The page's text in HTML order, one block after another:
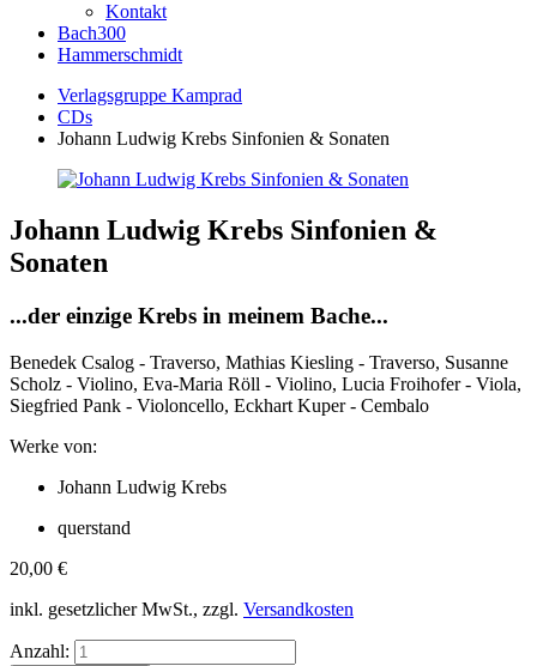
Kontakt
Bach300
Hammerschmidt
Verlagsgruppe Kamprad
CDs
Johann Ludwig Krebs Sinfonien & Sonaten
Johann Ludwig Krebs Sinfonien &
Sonaten
...der einzige Krebs in meinem Bache...
Benedek Csalog - Traverso, Mathias Kiesling - Traverso, Susanne
Scholz - Violino, Eva-Maria Röll - Violino, Lucia Froihofer - Viola,
Siegfried Pank - Violoncello, Eckhart Kuper - Cembalo
Werke von:
Johann Ludwig Krebs
querstand
20,00 €
inkl. gesetzlicher MwSt., zzgl. Versandkosten
Anzahl: